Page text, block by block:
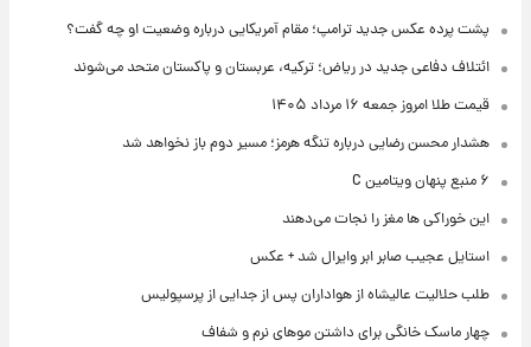
پشت پرده عکس جدید ترامپ؛ مقام آمریکایی درباره وضعیت او چه گفت؟
ائتلاف دفاعی جدید در ریاض؛ ترکیه، عربستان و پاکستان متحد می‌شوند
قیمت طلا امروز جمعه ۱۶ مرداد ۱۴۰۵
هشدار محسن رضایی درباره تنگه هرمز؛ مسیر دوم باز نخواهد شد
۶ منبع پنهان ویتامین C
این خوراکی ها مغز را نجات می‌دهند
استایل عجیب صابر ابر وایرال شد + عکس
طلب حلالیت عالیشاه از هواداران پس از جدایی از پرسپولیس
چهار ماسک خانگی برای داشتن موهای نرم و شفاف